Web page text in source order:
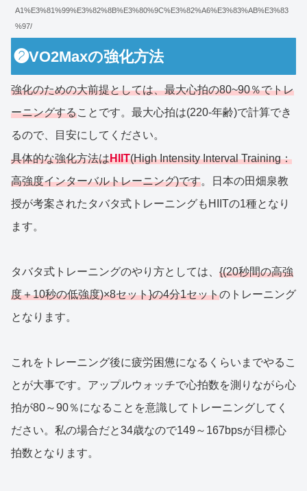
A1%E3%81%99%E3%82%8B%E3%80%9C%E3%82%A6%E3%83%AB%E3%83
%97/
❷VO2Maxの強化方法
強化のための大前提としては、最大心拍の80~90％でトレ
ーニングすることです。最大心拍は(220-年齢)で計算でき
るので、目安にしてください。
具体的な強化方法はHIIT(High Intensity Interval Training：
高強度インターバルトレーニング)です。日本の田畑泉教
授が考案されたタバタ式トレーニングもHIITの1種となり
ます。
タバタ式トレーニングのやり方としては、 {(20秒間の高強
度＋10秒の低強度)×8セット}の4分1セットのトレーニング
となります。
これをトレーニング後に疲労困憊になるくらいまでやるこ
とが大事です。アップルウォッチで心拍数を測りながら心
拍が80～90％になることを意識してトレーニングしてく
ださい。私の場合だと34歳なので149～167bpsが目標心
拍数となります。